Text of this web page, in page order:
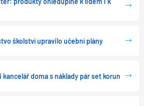
školství upravilo učební plány
kancelář doma s náklady pár set korun